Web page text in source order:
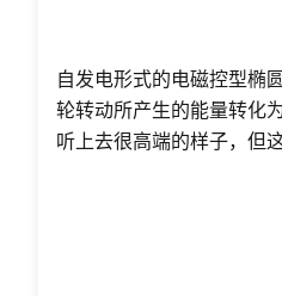
自发电形式的电磁控型椭
轮转动所产生的能量转化
听上去很高端的样子，但